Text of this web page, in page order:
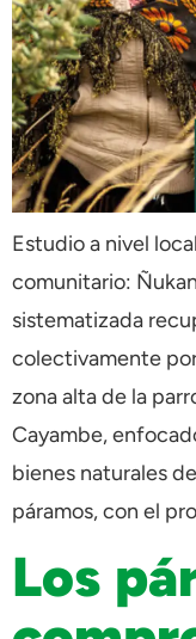
Estudio a nivel
comunitario:
sistematizada
colectivamente
zona alta de la
Cayambe,
bienes naturales
páramos, con el
Los